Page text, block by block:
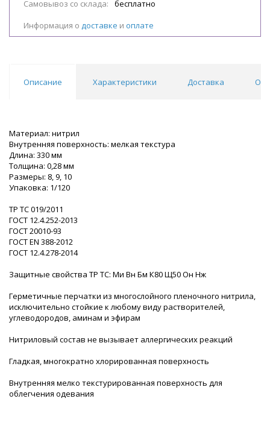
Самовывоз со склада:
бесплатно
Информация о доставке и оплате
Описание Характеристики Доставка
Материал: нитрил
Внутренняя поверхность: мелкая текстура
Длина: 330 мм
Толщина: 0,28 мм
Размеры: 8, 9, 10
Упаковка: 1/120
ТР ТС 019/2011
ГОСТ 12.4.252-2013
ГОСТ 20010-93
ГОСТ ЕN 388-2012
ГОСТ 12.4.278-2014
Защитные свойства ТР ТС: Ми Вн Бм К80 Щ50 Он Нж
Герметичные перчатки из многослойного пленочного нитрила,
исключительно стойкие к любому виду растворителей,
углеводородов, аминам и эфирам
Нитриловый состав не вызывает аллергических реакций
Гладкая, многократно хлорированная поверхность
Внутренняя мелко текстурированная поверхность для
облегчения одевания